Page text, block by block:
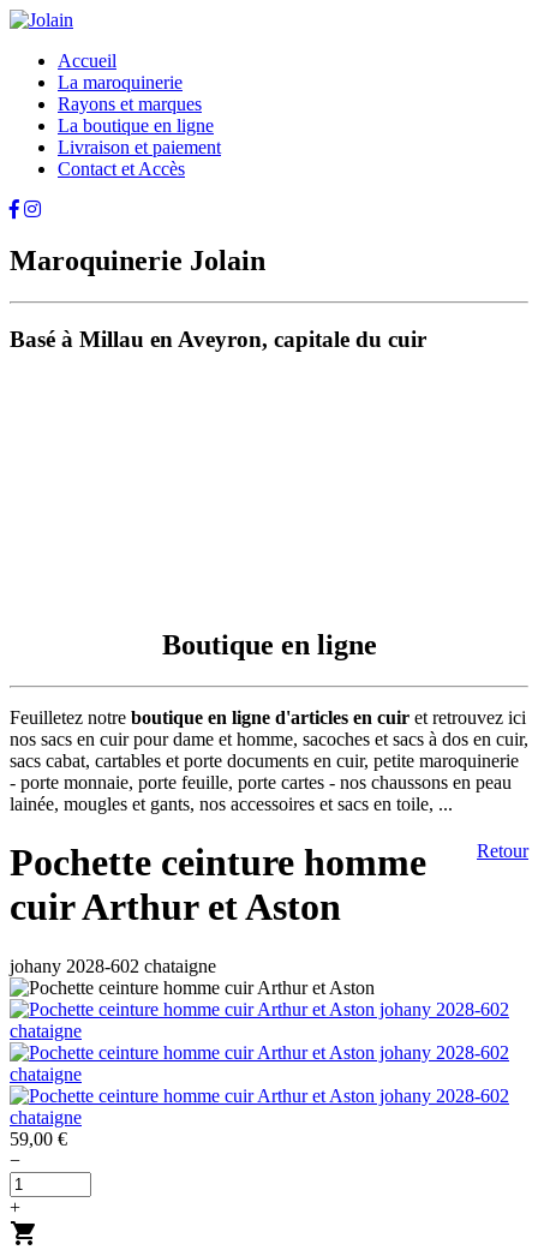
Accueil
La maroquinerie
Rayons et marques
La boutique en ligne
Livraison et paiement
Contact et Accès
Maroquinerie Jolain
Basé à Millau en Aveyron, capitale du cuir
Boutique en ligne
Feuilletez notre boutique en ligne d'articles en cuir et retrouvez ici
nos sacs en cuir pour dame et homme, sacoches et sacs à dos en cuir,
sacs cabat, cartables et porte documents en cuir, petite maroquinerie
- porte monnaie, porte feuille, porte cartes - nos chaussons en peau
lainée, mougles et gants, nos accessoires et sacs en toile, ...
Retour
Pochette ceinture homme
cuir Arthur et Aston
johany 2028-602 chataigne
59,00 €
−
+
shopping_cart